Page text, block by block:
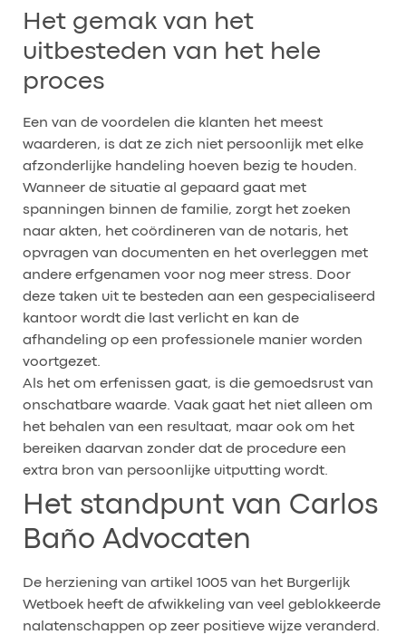
Het gemak van het
uitbesteden van het hele
proces
Een van de voordelen die klanten het meest
waarderen, is dat ze zich niet persoonlijk met elke
afzonderlijke handeling hoeven bezig te houden.
Wanneer de situatie al gepaard gaat met
spanningen binnen de familie, zorgt het zoeken
naar akten, het coördineren van de notaris, het
opvragen van documenten en het overleggen met
andere erfgenamen voor nog meer stress. Door
deze taken uit te besteden aan een gespecialiseerd
kantoor wordt die last verlicht en kan de
afhandeling op een professionele manier worden
voortgezet.
Als het om erfenissen gaat, is die gemoedsrust van
onschatbare waarde. Vaak gaat het niet alleen om
het behalen van een resultaat, maar ook om het
bereiken daarvan zonder dat de procedure een
extra bron van persoonlijke uitputting wordt.
Het standpunt van Carlos
Baño Advocaten
De herziening van artikel 1005 van het Burgerlijk
Wetboek heeft de afwikkeling van veel geblokkeerde
nalatenschappen op zeer positieve wijze veranderd.